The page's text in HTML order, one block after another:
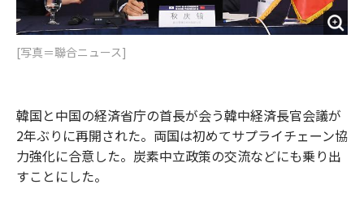
[写真＝聯合ニュース]
韓国と中国の経済省庁の首長が会う韓中経済長官会議が
2年ぶりに再開された。両国は初めてサプライチェーン協
力強化に合意した。炭素中立政策の交流などにも乗り出
すことにした。